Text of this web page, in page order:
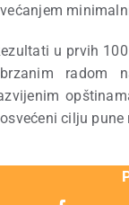
u prvih
radom
cilju pune